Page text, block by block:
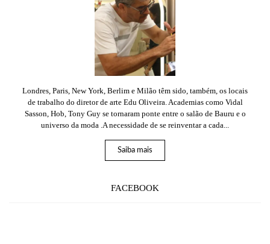
Londres, Paris, New York, Berlim e Milão têm sido, também, os locais
de trabalho do diretor de arte Edu Oliveira. Academias como Vidal
Sasson, Hob, Tony Guy se tornaram ponte entre o salão de Bauru e o
universo da moda .A necessidade de se reinventar a cada...
Saiba mais
FACEBOOK